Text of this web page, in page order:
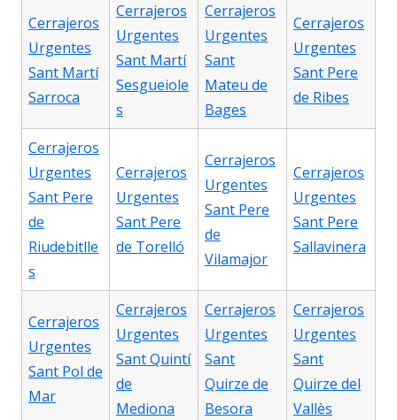
Cerrajeros
Urgentes
Sant Martí
Sarroca
Cerrajeros
Urgentes
Sant Martí
Sesgueiole
s
Cerrajeros
Urgentes
Sant
Mateu de
Bages
Cerrajeros
Urgentes
Sant Pere
de Ribes
Cerrajeros
Urgentes
Sant Pere
de
Riudebitlle
s
Cerrajeros
Urgentes
Sant Pere
de Torelló
Cerrajeros
Urgentes
Sant Pere
de
Vilamajor
Cerrajeros
Urgentes
Sant Pere
Sallavinera
Cerrajeros
Urgentes
Sant Pol de
Mar
Cerrajeros
Urgentes
Sant Quintí
de
Mediona
Cerrajeros
Urgentes
Sant
Quirze de
Besora
Cerrajeros
Urgentes
Sant
Quirze del
Vallès